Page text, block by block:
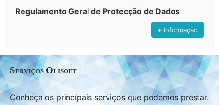
Regulamento Geral de Protecção de Dados
+ informação
Serviços Olisoft
Conheça os princípais serviços que podemos prestar.